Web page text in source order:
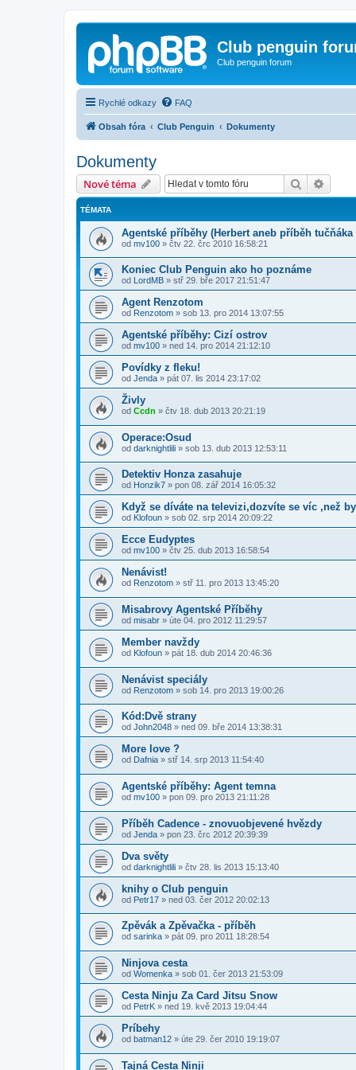
Club penguin
Club penguin forum
Rychlé odkazy FAQ
Obsah fóra Club Penguin Dokumenty
Dokumenty
Nové téma Hledat
TÉMATA
Agentské příběhy (Herbert aneb příběh tučňáka
od mv100 » čtv 22. črc 2010 16:58:21
Koniec Club Penguin ako ho poznáme
od LordMB » stř 29. bře 2017 21:51:47
Agent Renzotom
od Renzotom » sob 13. pro 2014 13:07:55
Agentské příběhy: Cizí ostrov
od mv100 » ned 14. pro 2014 21:12:10
Povídky z fleku!
od Jenda » pát 07. lis 2014 23:17:02
Živly
od Ccdn » čtv 18. dub 2013 20:21:19
Operace:Osud
od darknightlili » sob 13. dub 2013 12:53:11
Detektiv Honza zasahuje
od Honzik7 » pon 08. zář 2014 16:05:32
Když se díváte na televizi,dozvíte se víc ,než
od Klofoun » sob 02. srp 2014 20:09:22
Ecce Eudyptes
od mv100 » čtv 25. dub 2013 16:58:54
Nenávist!
od Renzotom » stř 11. pro 2013 13:45:20
Misabrovy Agentské Příběhy
od misabr » úte 04. pro 2012 11:29:57
Member navždy
od Klofoun » pát 18. dub 2014 20:46:36
Nenávist speciály
od Renzotom » sob 14. pro 2013 19:00:26
Kód:Dvě strany
od John2048 » ned 09. bře 2014 13:38:31
More love ?
od Dafnia » stř 14. srp 2013 11:54:40
Agentské příběhy: Agent temna
od mv100 » pon 09. pro 2013 21:11:28
Příběh Cadence - znovuobjevené hvězdy
od Jenda » pon 23. črc 2012 20:39:39
Dva světy
od darknightlili » čtv 28. lis 2013 15:13:40
knihy o Club penguin
od Petr17 » ned 03. čer 2012 20:02:13
Zpěvák a Zpěvačka - příběh
od sarinka » pát 09. pro 2011 18:28:54
Ninjova cesta
od Womenka » sob 01. čer 2013 21:53:09
Cesta Ninju Za Card Jitsu Snow
od PetrK » ned 19. kvě 2013 19:04:44
Príbehy
od batman12 » úte 29. čer 2010 19:19:07
Tajná Cesta Ninji